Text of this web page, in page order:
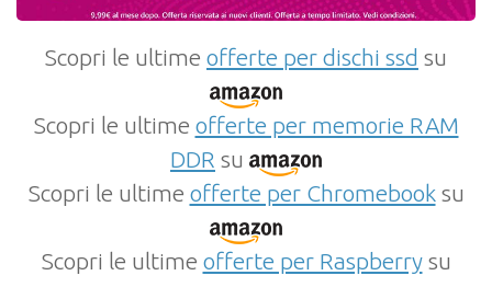
Scopri le ultime offerte per dischi ssd su
Scopri le ultime offerte per memorie RAM
DDR su
Scopri le ultime offerte per Chromebooksu
Scopri le ultime offerte per Raspberrysu